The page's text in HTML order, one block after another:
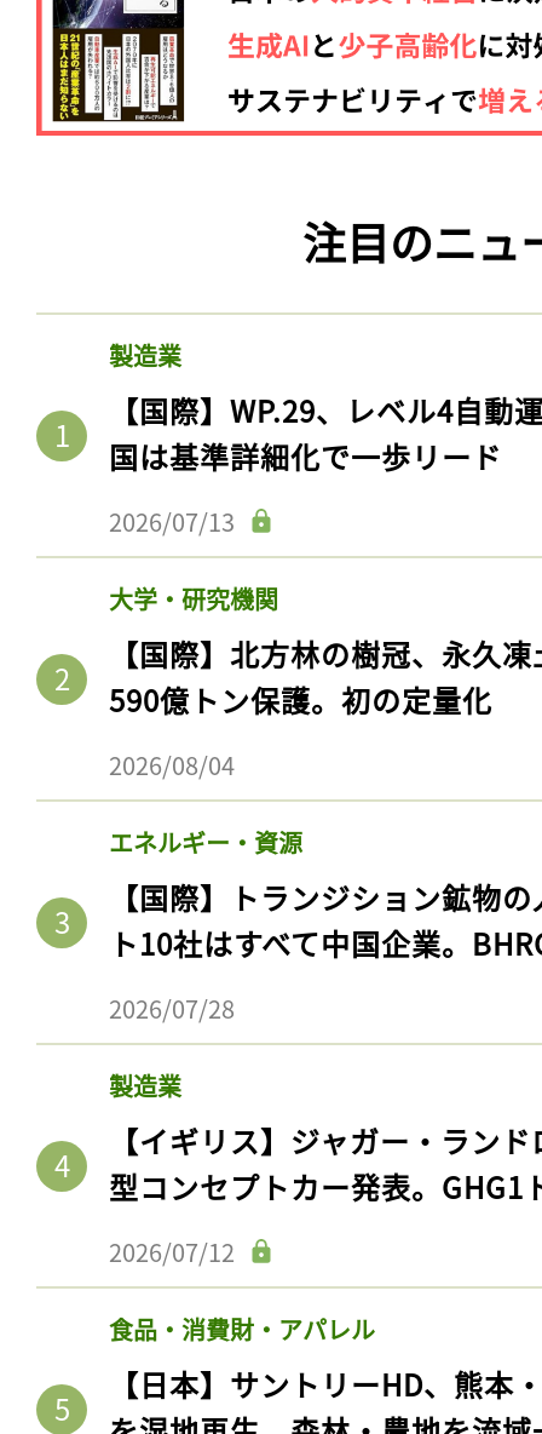
注目のニュ
製造業
【国際】WP.29、レベル4自動
国は基準詳細化で一歩リード
2026/07/13
大学・研究機関
【国際】北方林の樹冠、永久
590億トン保護。初の定量化
2026/08/04
エネルギー・資源
【国際】トランジション鉱物
ト10社はすべて中国企業。
2026/07/28
製造業
【イギリス】ジャガー・ラン
型コンセプトカー発表。GHG1
2026/07/12
食品・消費財・アパレル
【日本】サントリーHD、熊本